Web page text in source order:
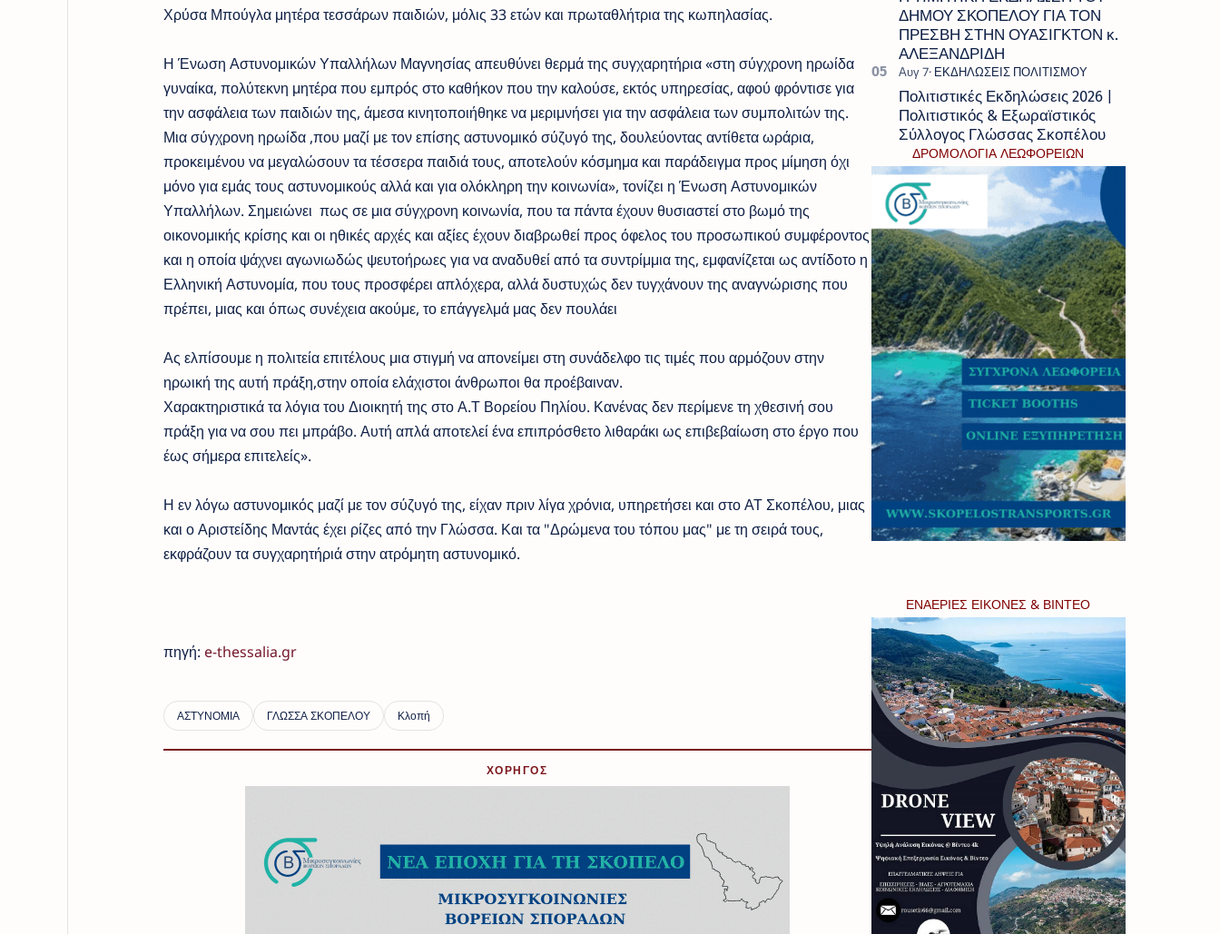
Χρύσα Μπούγλα μητέρα τεσσάρων παιδιών, μόλις 33 ετών και πρωταθλήτρια της κωπηλασίας.
Η Ένωση Αστυνομικών Υπαλλήλων Μαγνησίας απευθύνει θερμά της συγχαρητήρια «στη σύγχρονη ηρωίδα
γυναίκα, πολύτεκνη μητέρα που εμπρός στο καθήκον που την καλούσε, εκτός υπηρεσίας, αφού φρόντισε για
την ασφάλεια των παιδιών της, άμεσα κινητοποιήθηκε να μεριμνήσει για την ασφάλεια των συμπολιτών της.
Μια σύγχρονη ηρωίδα ,που μαζί με τον επίσης αστυνομικό σύζυγό της, δουλεύοντας αντίθετα ωράρια,
προκειμένου να μεγαλώσουν τα τέσσερα παιδιά τους, αποτελούν κόσμημα και παράδειγμα προς μίμηση όχι
μόνο για εμάς τους αστυνομικούς αλλά και για ολόκληρη την κοινωνία», τονίζει η Ένωση Αστυνομικών
Υπαλλήλων. Σημειώνει πως σε μια σύγχρονη κοινωνία, που τα πάντα έχουν θυσιαστεί στο βωμό της
οικονομικής κρίσης και οι ηθικές αρχές και αξίες έχουν διαβρωθεί προς όφελος του προσωπικού συμφέροντος
και η οποία ψάχνει αγωνιωδώς ψευτοήρωες για να αναδυθεί από τα συντρίμμια της, εμφανίζεται ως αντίδοτο η
Ελληνική Αστυνομία, που τους προσφέρει απλόχερα, αλλά δυστυχώς δεν τυγχάνουν της αναγνώρισης που
πρέπει, μιας και όπως συνέχεια ακούμε, το επάγγελμά μας δεν πουλάει
Ας ελπίσουμε η πολιτεία επιτέλους μια στιγμή να απονείμει στη συνάδελφο τις τιμές που αρμόζουν στην
ηρωική της αυτή πράξη,στην οποία ελάχιστοι άνθρωποι θα προέβαιναν.
Χαρακτηριστικά τα λόγια του Διοικητή της στο Α.Τ Βορείου Πηλίου. Κανένας δεν περίμενε τη χθεσινή σου
πράξη για να σου πει μπράβο. Αυτή απλά αποτελεί ένα επιπρόσθετο λιθαράκι ως επιβεβαίωση στο έργο που
έως σήμερα επιτελείς».
Η εν λόγω αστυνομικός μαζί με τον σύζυγό της, είχαν πριν λίγα χρόνια, υπηρετήσει και στο ΑΤ Σκοπέλου, μιας
και ο Αριστείδης Μαντάς έχει ρίζες από την Γλώσσα. Και τα "Δρώμενα του τόπου μας" με τη σειρά τους,
εκφράζουν τα συγχαρητήριά στην ατρόμητη αστυνομικό.
πηγή: e-thessalia.gr
ΧΟΡΗΓΟΣ
ΔΗΜΟΥ ΣΚΟΠΕΛΟΥ ΓΙΑ ΤΟΝ
ΠΡΕΣΒΗ ΣΤΗΝ ΟΥΑΣΙΓΚΤΟΝ κ.
ΑΛΕΞΑΝΔΡΙΔΗ
Πολιτιστικές Εκδηλώσεις 2026 |
Πολιτιστικός & Εξωραϊστικός
Σύλλογος Γλώσσας Σκοπέλου
ΔΡΟΜΟΛΟΓΙΑ ΛΕΩΦΟΡΕΙΩΝ
ΕΝΑΕΡΙΕΣ ΕΙΚΟΝΕΣ & ΒΙΝΤΕΟ